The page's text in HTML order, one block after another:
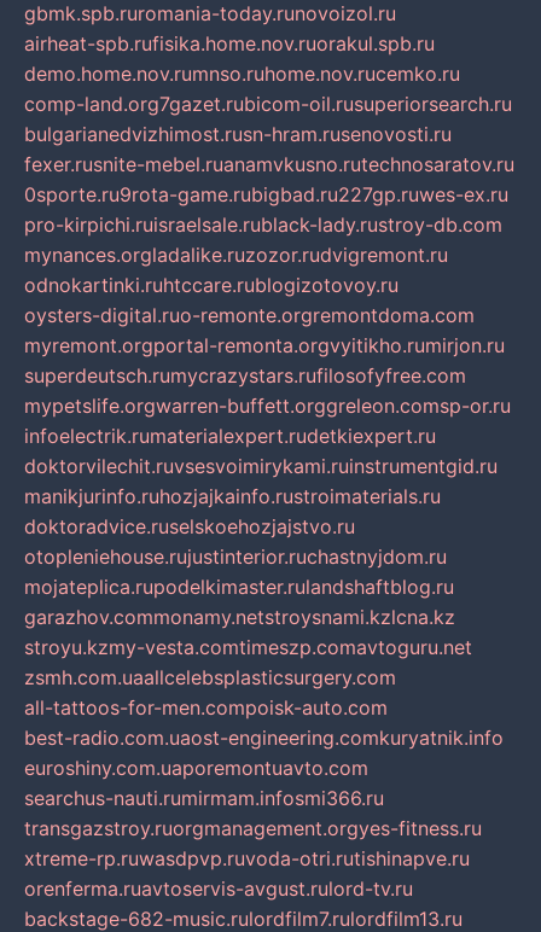
gbmk.spb.ruromania-today.runovoizol.ru
airheat-spb.rufisika.home.nov.ruorakul.spb.ru
demo.home.nov.rumnso.ruhome.nov.rucemko.ru
comp-land.org7gazet.rubicom-oil.rusuperiorsearch.ru
bulgarianedvizhimost.rusn-hram.rusenovosti.ru
fexer.rusnite-mebel.ruanamvkusno.rutechnosaratov.ru
0sporte.ru9rota-game.rubigbad.ru227gp.ruwes-ex.ru
pro-kirpichi.ruisraelsale.rublack-lady.rustroy-db.com
mynances.orgladalike.ruzozor.rudvigremont.ru
odnokartinki.ruhtccare.rublogizotovoy.ru
oysters-digital.ruo-remonte.orgremontdoma.com
myremont.orgportal-remonta.orgvyitikho.rumirjon.ru
superdeutsch.rumycrazystars.rufilosofyfree.com
mypetslife.orgwarren-buffett.orggreleon.comsp-or.ru
infoelectrik.rumaterialexpert.rudetkiexpert.ru
doktorvilechit.ruvsesvoimirykami.ruinstrumentgid.ru
manikjurinfo.ruhozjajkainfo.rustroimaterials.ru
doktoradvice.ruselskoehozjajstvo.ru
otopleniehouse.rujustinterior.ruchastnyjdom.ru
mojateplica.rupodelkimaster.rulandshaftblog.ru
garazhov.commonamy.netstroysnami.kzlcna.kz
stroyu.kzmy-vesta.comtimeszp.comavtoguru.net
zsmh.com.uaallcelebsplasticsurgery.com
all-tattoos-for-men.compoisk-auto.com
best-radio.com.uaost-engineering.comkuryatnik.info
euroshiny.com.uaporemontuavto.com
searchus-nauti.rumirmam.infosmi366.ru
transgazstroy.ruorgmanagement.orgyes-fitness.ru
xtreme-rp.ruwasdpvp.ruvoda-otri.rutishinapve.ru
orenferma.ruavtoservis-avgust.rulord-tv.ru
backstage-682-music.rulordfilm7.rulordfilm13.ru